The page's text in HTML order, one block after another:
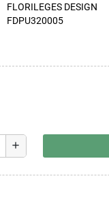
FLORILEGES DESIGN
FDPU320005
add